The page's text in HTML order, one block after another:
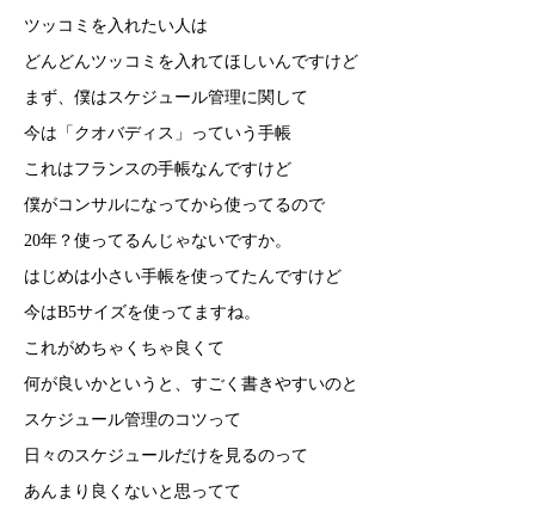
ツッコミを入れたい人は
どんどんツッコミを入れてほしいんですけど
まず、僕はスケジュール管理に関して
今は「クオバディス」っていう手帳
これはフランスの手帳なんですけど
僕がコンサルになってから使ってるので
20年？使ってるんじゃないですか。
はじめは小さい手帳を使ってたんですけど
今はB5サイズを使ってますね。
これがめちゃくちゃ良くて
何が良いかというと、すごく書きやすいのと
スケジュール管理のコツって
日々のスケジュールだけを見るのって
あんまり良くないと思ってて